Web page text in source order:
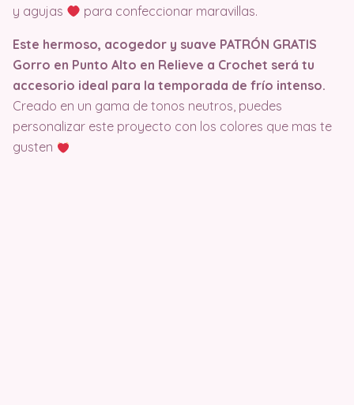
y agujas
para confeccionar maravillas.
Este hermoso, acogedor y suave PATRÓN GRATIS
Gorro en Punto Alto en Relieve a Crochet será tu
accesorio ideal para la temporada de frío intenso.
Creado en un gama de tonos neutros, puedes
personalizar este proyecto con los colores que mas te
gusten